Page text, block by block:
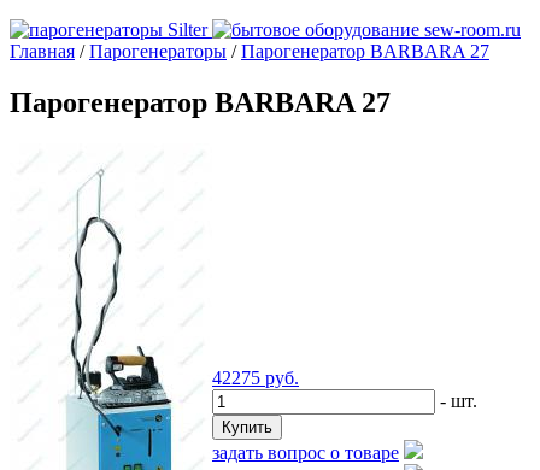
Главная /Парогенераторы /Парогенератор BARBARA 27
Парогенератор BARBARA 27
42275 руб.
- шт.
задать вопрос о товаре